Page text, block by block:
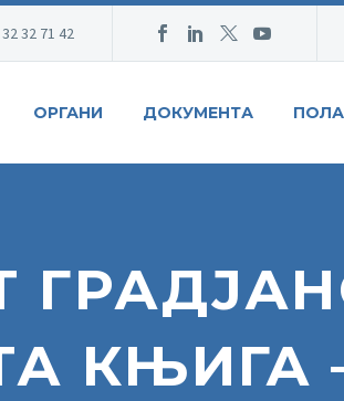
32 71 42
ОРГАНИ ДОКУМЕНТА
КЊИГА